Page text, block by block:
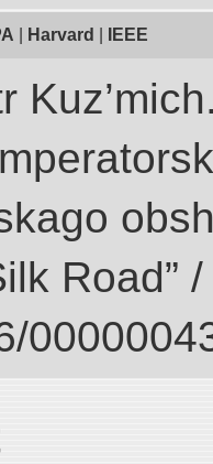
Harvard IEEE
Road”